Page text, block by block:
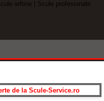
COMPARATI
de laScule-Service.ro